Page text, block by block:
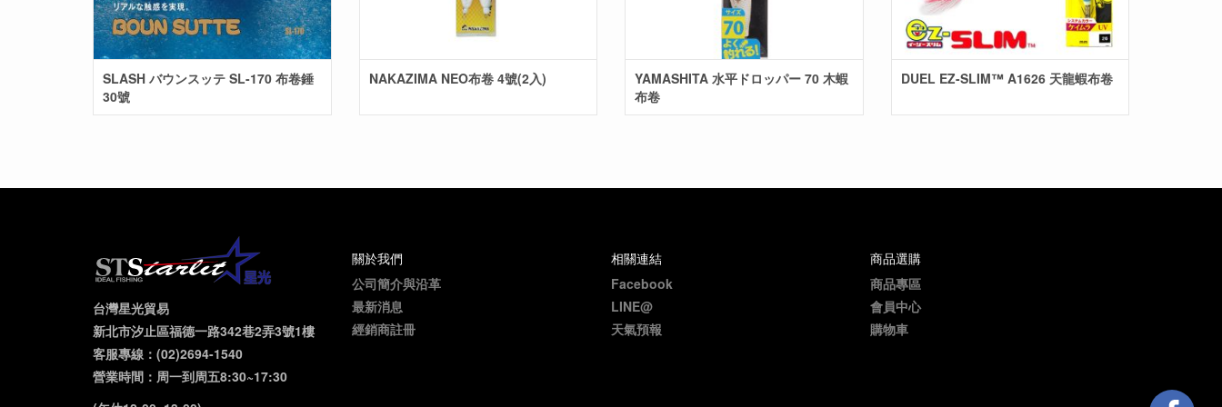
SLASH バウンスッテ SL-170 布卷錘
30號
NAKAZIMA NEO布卷 4號(2入)
YAMASHITA 水平ドロッパー 70 木蝦
布卷
DUEL EZ-SLIM™ A1626 天龍蝦布卷
台灣星光貿易
新北市汐止區福德一路342巷2弄3號1樓
客服專線：(02)2694-1540
營業時間：周一到周五8:30~17:30
關於我們
公司簡介與沿革
最新消息
經銷商註冊
相關連結
Facebook
LINE@
天氣預報
商品選購
商品專區
會員中心
購物車